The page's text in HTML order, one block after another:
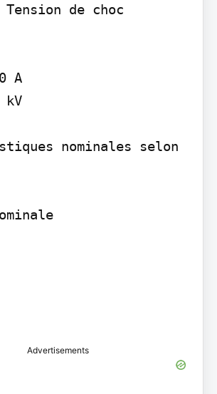
Tension de choc
A
kV
nominales selon
Advertisements